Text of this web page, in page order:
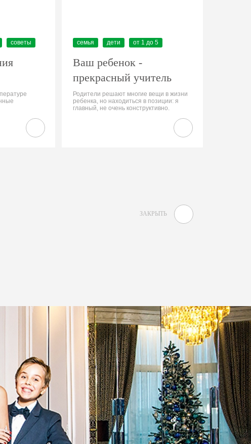
советы семья дети от 1 до 5
Ваш ребенок -
прекрасный учитель
Родители решают многие вещи в жизни
ребенка, но находиться в позиции: я
главный, не очень конструктивно.
ЗАКРЫТЬ